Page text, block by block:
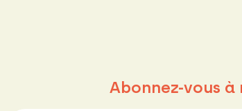
Abonnez-vous